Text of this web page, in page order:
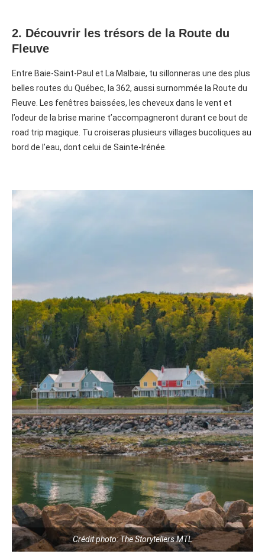
2. Découvrir les trésors de la Route du
Fleuve
Entre Baie-Saint-Paul et La Malbaie, tu sillonneras une des plus
belles routes du Québec, la 362, aussi surnommée la Route du
Fleuve. Les fenêtres baissées, les cheveux dans le vent et
l’odeur de la brise marine t’accompagneront durant ce bout de
road trip magique. Tu croiseras plusieurs villages bucoliques au
bord de l’eau, dont celui de Sainte-Irénée.
Crédit photo: The Storytellers MTL